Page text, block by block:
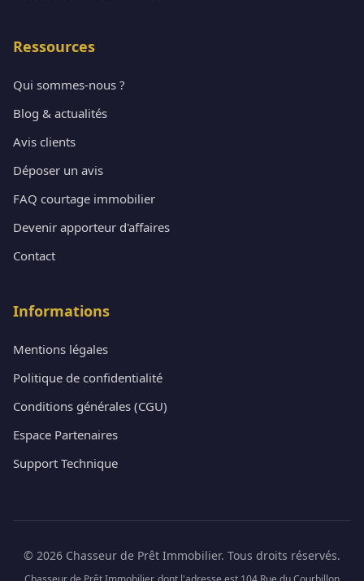
Ressources
Qui sommes-nous ?
Blog & actualités
Avis clients
Déposer un avis
FAQ courtage immobilier
Devenir apporteur d'affaires
Contact
Informations
Mentions légales
Politique de confidentialité
Conditions générales (CGU)
Espace Partenaires
Support Technique
© 2026 Chasseur de Prêt Immobilier. Tous droits réservés.